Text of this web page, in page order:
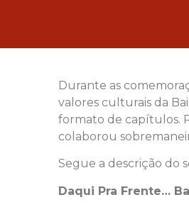
Durante as
valores culturais da
formato de capítulos.
colaborou
Segue a descrição do
Daqui Pra Frente…